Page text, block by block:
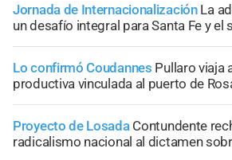
Jornada de Internacionalización La
un desafío integral para Santa Fe y el
Lo confirmó Coudannes Pullaro viaja
productiva vinculada al puerto de
Proyecto de Losada Contundente
radicalismo nacional al dictamen